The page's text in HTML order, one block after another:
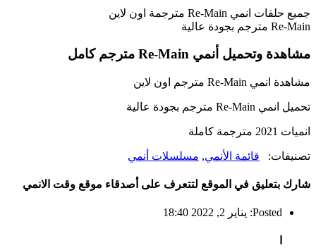
جميع حلقات انمي Re-Main مترجمة اون لاين
Re-Main مترجم بجودة عالية
مشاهدة وتحميل أنمي Re-Main مترجم كامل
مشاهدة انمي Re-Main مترجم اون لاين
تحميل انمي Re-Main مترجم بجودة عالية
انميات 2021 مترجمة كاملة
تصنيفات: قائمة الأنمي, مسلسلات أنمي
شارك بتعليق في الموقع لتتعرف على أصدقاء موقع وقت الانمي
Posted: يناير 2, 2022 18:40